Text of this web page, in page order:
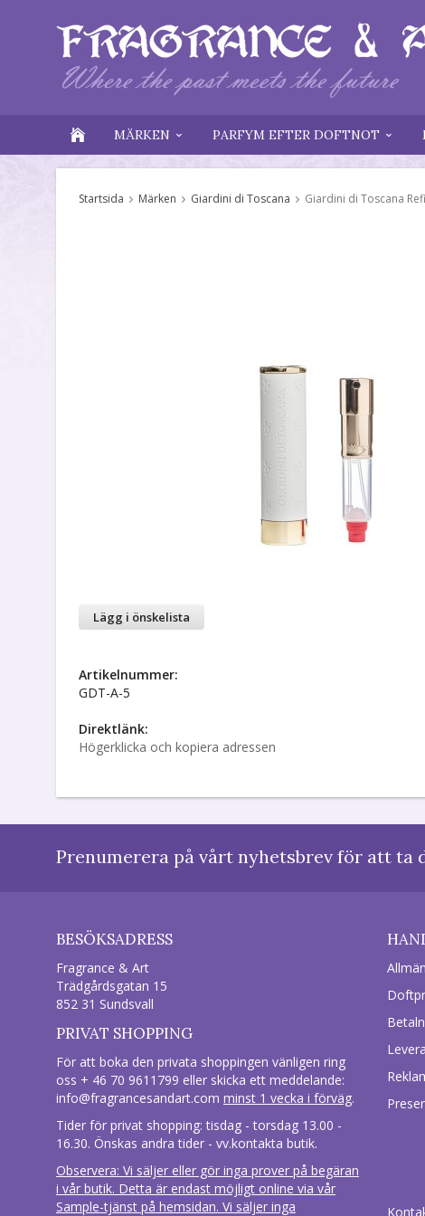
MÄRKEN PARFYM EFTER DOFTNOT
Startsida Märken Giardini di Toscana Giardini di Toscana
Lägg i önskelista
Artikelnummer:
GDT-A-5
Direktlänk:
Högerklicka och kopiera adressen
Prenumerera på vårt nyhetsbrev för att ta
BESÖKSADRESS
Fragrance & Art
Trädgårdsgatan 15
852 31 Sundsvall
PRIVAT SHOPPING
För att boka den privata shoppingen vänligen ring
oss + 46 70 9611799 eller skicka ett meddelande:
info@fragrancesandart.com minst 1 vecka i förväg.
Tider för privat shopping: tisdag - torsdag 13.00 -
16.30. Önskas andra tider - vv.kontakta butik.
Observera: Vi säljer eller gör inga prover på begäran
i vår butik. Detta är endast möjligt online via vår
Sample-tjänst på hemsidan. Vi säljer inga